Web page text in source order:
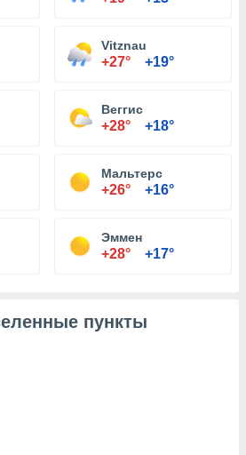
Vitznau
+27° +19°
Веггис
+28° +18°
Мальтерс
+26° +16°
Эммен
+28° +17°
пункты